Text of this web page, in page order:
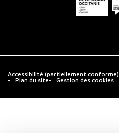
de
la
Accessibilité (partiellement conforme)
Plan du site
Gestion des cookies